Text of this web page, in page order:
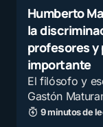
Humberto
la
profesores y
importante
El filósofo y
Gastón
9 minutos de